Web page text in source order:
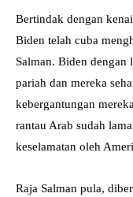
Bertindak dengan
Biden telah cuba
Salman. Biden dengan
pariah dan mereka
kebergantungan
rantau Arab sudah
keselamatan oleh
Raja Salman pula,